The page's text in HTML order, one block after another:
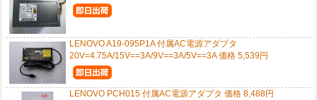
LENOVO A19-095P1A 付属AC電源アダプタ
20V=4.75A/15V==3A/9V==3A/5V==3A 価格 5,539円
LENOVO PCH015 付属AC電源アダプタ 価格 8,488円